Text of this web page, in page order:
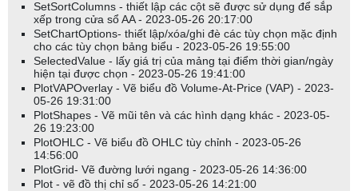
SetSortColumns - thiết lập các cột sẽ được sử dụng để sắp
xếp trong cửa sổ AA - 2023-05-26 20:17:00
SetChartOptions- thiết lập/xóa/ghi đè các tùy chọn mặc định
cho các tùy chọn bảng biểu - 2023-05-26 19:55:00
SelectedValue - lấy giá trị của mảng tại điểm thời gian/ngày
hiện tại được chọn - 2023-05-26 19:41:00
PlotVAPOverlay - Vẽ biểu đồ Volume-At-Price (VAP) - 2023-
05-26 19:31:00
PlotShapes - Vẽ mũi tên và các hình dạng khác - 2023-05-
26 19:23:00
PlotOHLC - Vẽ biểu đồ OHLC tùy chỉnh - 2023-05-26
14:56:00
PlotGrid- Vẽ đường lưới ngang - 2023-05-26 14:36:00
Plot - vẽ đồ thị chỉ số - 2023-05-26 14:21:00